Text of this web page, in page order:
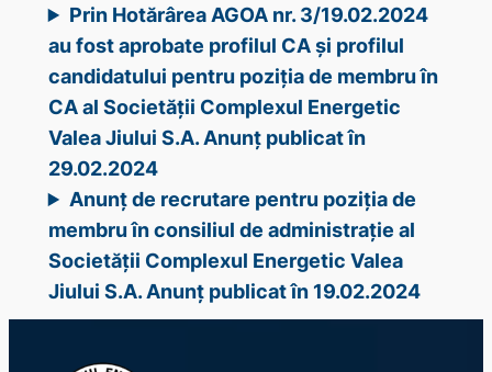
Prin Hotărârea AGOA nr. 3/19.02.2024
au fost aprobate profilul CA și profilul
candidatului pentru poziția de membru în
CA al Societății Complexul Energetic
Valea Jiului S.A. Anunț publicat în
29.02.2024
Anunț de recrutare pentru poziția de
membru în consiliul de administrație al
Societății Complexul Energetic Valea
Jiului S.A. Anunț publicat în 19.02.2024